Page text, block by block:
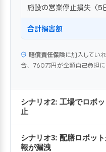
施設の営業停止損失（5
合計損害額
賠償責任保険に加入してい
合、760万円が全額自己負担に
シナリオ2: 工場でロボ
止
シナリオ3: 配膳ロボッ
報が漏洩